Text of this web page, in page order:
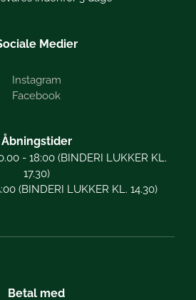
Medier
Instagram
Facebook
Åbningstider
- 18:00 (BINDERI LUKKER KL.
17.30)
(BINDERI LUKKER KL. 14.30)
Betal med